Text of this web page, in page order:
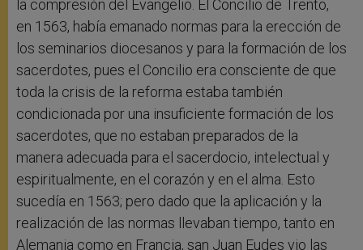
la compresión del Evangelio. El Concilio de Trento,
en 1563, había emanado normas para la erección de
los seminarios diocesanos y para la formación de los
sacerdotes, pues el Concilio era consciente de que
toda la crisis de la reforma estaba también
condicionada por una insuficiente formación de los
sacerdotes, que no estaban preparados de la
manera adecuada para el sacerdocio, intelectual y
espiritualmente, en el corazón y en el alma. Esto
sucedía en 1563; pero dado que la aplicación y la
realización de las normas llevaban tiempo, tanto en
Alemania como en Francia, san Juan Eudes vio las